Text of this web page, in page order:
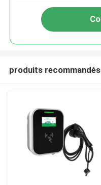
produits recommandés